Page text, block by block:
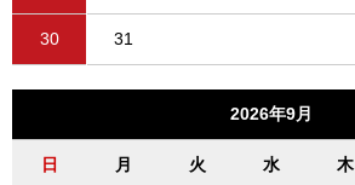
30 31
2026年9月
日 月 火 水 木